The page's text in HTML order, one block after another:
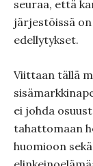
seuraa, että
järjestöissä
edellytykset.
Viittaan tällä
ei johda o
tahattomaan
huomioon